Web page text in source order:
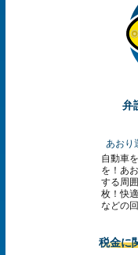
弁
あおり
自動車
を！あ
する周
枚！快
などの
税金に